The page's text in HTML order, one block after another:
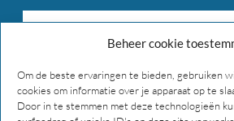
Beheer cookie
Om de beste ervaringen te bieden, gebruiken
cookies om informatie over je apparaat op te
Door in te stemmen met deze technologieën